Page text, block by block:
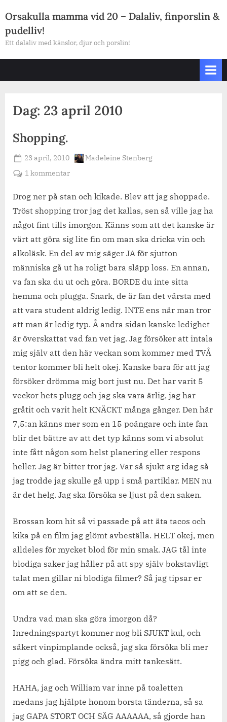
to
content
Orsakulla mamma vid 20 – Dalaliv, finporslin &
pudelliv!
Ett dalaliv med känslor, djur och porslin!
Dag: 23 april 2010
Shopping.
Posted
on
23 april, 2010 By
Madeleine Stenberg
1 kommentartill
Drog ner på stan och kikade. Blev att jag shoppade.
Tröst shopping tror jag det kallas, sen så ville jag ha
något fint tills imorgon. Känns som att det kanske är
värt att göra sig lite fin om man ska dricka vin och
alkoläsk. En del av mig säger JA för sjutton
människa gå ut ha roligt bara släpp loss. En annan,
va fan ska du ut och göra. BORDE du inte sitta
hemma och plugga. Snark, de är fan det värsta med
att vara student aldrig ledig. INTE ens när man tror
att man är ledig typ. Å andra sidan kanske ledighet
är överskattat vad fan vet jag. Jag försöker att intala
mig själv att den här veckan som kommer med TVÅ
tentor kommer bli helt okej. Kanske bara för att jag
försöker drömma mig bort just nu. Det har varit 5
veckor hets plugg och jag ska vara ärlig, jag har
gråtit och varit helt KNÄCKT många gånger. Den här
7,5:an känns mer som en 15 poängare och inte fan
blir det bättre av att det typ känns som vi absolut
inte fått någon som helst planering eller respons
heller. Jag är bitter tror jag. Var så sjukt arg idag så
jag trodde jag skulle gå upp i små partiklar. MEN nu
är det helg. Jag ska försöka se ljust på den saken.
Brossan kom hit så vi passade på att äta tacos och
kika på en film jag glömt avbeställa. HELT okej, men
alldeles för mycket blod för min smak. JAG tål inte
blodiga saker jag håller på att spy själv bokstavligt
talat men gillar ni blodiga filmer? Så jag tipsar er
om att se den.
Undra vad man ska göra imorgon då?
Inredningspartyt kommer nog bli SJUKT kul, och
säkert vinpimplande också, jag ska försöka bli mer
pigg och glad. Försöka ändra mitt tankesätt.
HAHA, jag och William var inne på toaletten
medans jag hjälpte honom borsta tänderna, så sa
jag GAPA STORT OCH SÄG AAAAAA, så gjorde han